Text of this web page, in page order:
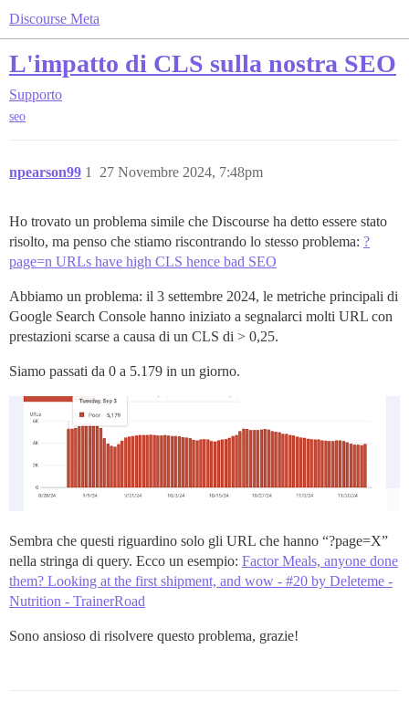
Discourse Meta
L'impatto di CLS sulla nostra SEO
Supporto
seo
npearson99 27 Novembre 2024, 7:48pm
1
Ho trovato un problema simile che Discourse ha detto essere stato
risolto, ma penso che stiamo riscontrando lo stesso problema: ?
page=n URLs have high CLS hence bad SEO
Abbiamo un problema: il 3 settembre 2024, le metriche principali di
Google Search Console hanno iniziato a segnalarci molti URL con
prestazioni scarse a causa di un CLS di > 0,25.
Siamo passati da 0 a 5.179 in un giorno.
Sembra che questi riguardino solo gli URL che hanno “?page=X”
nella stringa di query. Ecco un esempio: Factor Meals, anyone done
them? Looking at the first shipment, and wow - #20 by Deleteme -
Nutrition - TrainerRoad
Sono ansioso di risolvere questo problema, grazie!